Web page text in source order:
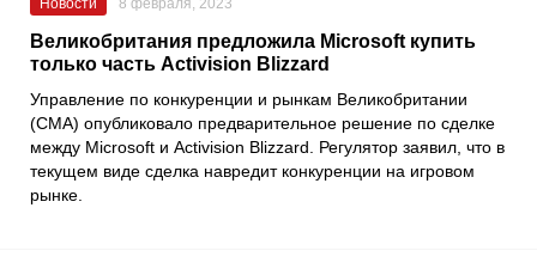
Новости 8 февраля, 2023
Великобритания предложила Microsoft купить
только часть Activision Blizzard
Управление по конкуренции и рынкам Великобритании
(СМА) опубликовало предварительное решение по сделке
между Microsoft и Activision Blizzard . Регулятор заявил, что в
текущем виде сделка навредит конкуренции на игровом
рынке.